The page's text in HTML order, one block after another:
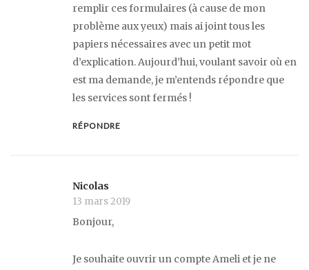
remplir ces formulaires (à cause de mon
problème aux yeux) mais ai joint tous les
papiers nécessaires avec un petit mot
d’explication. Aujourd’hui, voulant savoir où en
est ma demande, je m’entends répondre que
les services sont fermés !
RÉPONDRE
Nicolas
13 mars 2019
Bonjour,
Je souhaite ouvrir un compte Ameli et je ne